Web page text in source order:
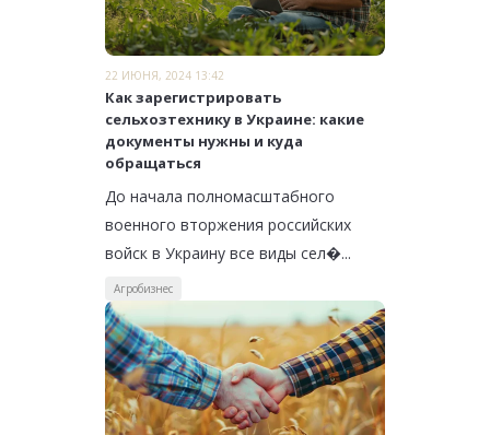
22 ИЮНЯ, 2024 13:42
Как зарегистрировать
сельхозтехнику в Украине: какие
документы нужны и куда
обращаться
До начала полномасштабного
военного вторжения российских
войск в Украину все виды сел�...
Агробизнес